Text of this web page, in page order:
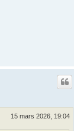
15 mars 2026, 19:04